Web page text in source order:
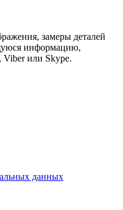
замеры деталей
информацию,
Viber или Skype.
данных